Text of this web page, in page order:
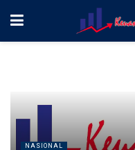
NASIONAL